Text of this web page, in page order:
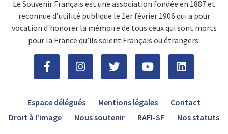
Le Souvenir Français est une association fondée en 1887 et
reconnue d’utilité publique le 1er février 1906 qui a pour
vocation d'honorer la mémoire de tous ceux qui sont morts
pour la France qu’ils soient Français ou étrangers.
Espace délégués Mentions légales
Contact
Droit à l’image
Nous soutenir RAFI-SF Nos statuts